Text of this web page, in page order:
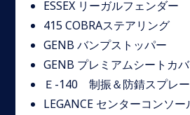
ESSEX リーガルフェンダー
415 COBRAステアリング
GENB バンプストッパー
GENB プレミアムシートカ
Ｅ-140 制振＆防錆スプレー
LEGANCE センターコンソー